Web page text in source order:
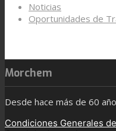
Noticias
Oportunidades de
Morchem
Desde hace más de 60
Condiciones Generales